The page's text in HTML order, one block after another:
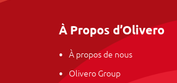
À Propos d’Olivero
À propos de nous
Olivero Group